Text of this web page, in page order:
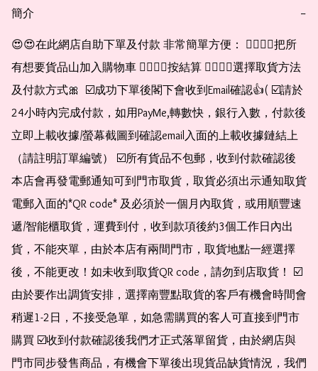
簡介 −
😍😍在此網店自助下單及付款 非常簡單方便： 👉🏻👉🏻把所
有想要貨品山加入購物車 👉🏻👉🏻按結算 👉🏻👉🏻選擇取貨方法
及付款方式🎀  ☑️成功下單後閣下會收到Email確認👍( ☑️請於
24小時內完成付款，如用PayMe,轉數快，銀行入數，付款後
立即上載收據/螢幕截圖到確認email入面的上載收據鏈結上
（請註明訂單編號） ☑️所有貨品不包郵，收到付款確認後
本店會再發電郵通知可到門市取貨，取貨必須出示通知取貨
電郵入面的*QR code* 及必須於一個月內取貨，或用順豐速
遞/智能櫃取貨，運費到付，收到款項後約3個工作日內出
貨，不能夾單，由於本店有兩間門市，取貨地點一經選擇
後，不能更改！如未收到取貨QR code，請勿到店取貨！ ☑️
由於要作出調貨安排，選擇南豐點取貨的客戶有機會時間會
稍遲1-2日，不接受急單，如急需購買的客人可直接到門市
購買 ☑️收到付款確認後我們才正式落單留貨，由於網店與
門市同步發售商品，有機會下單後出現貨品缺貨情況，我們